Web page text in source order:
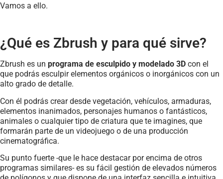
Vamos a ello.
¿Qué es Zbrush y para qué sirve?
Zbrush es un programa de esculpido y modelado 3D con el
que podrás esculpir elementos orgánicos o inorgánicos con un
alto grado de detalle.
Con él podrás crear desde vegetación, vehículos, armaduras,
elementos inanimados, personajes humanos o fantásticos,
animales o cualquier tipo de criatura que te imagines, que
formarán parte de un videojuego o de una producción
cinematográfica.
Su punto fuerte -que le hace destacar por encima de otros
programas similares- es su fácil gestión de elevados números